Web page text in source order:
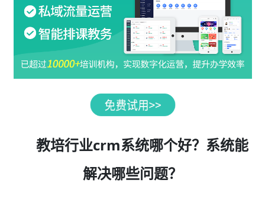
教培行业crm系统哪个好？系统能
解决哪些问题？